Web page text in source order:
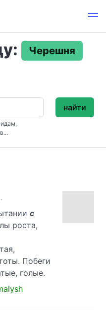
Черешня
найти
с
роста,
Побеги
голые.